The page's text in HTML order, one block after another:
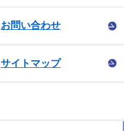
お問い合わせ
サイトマップ